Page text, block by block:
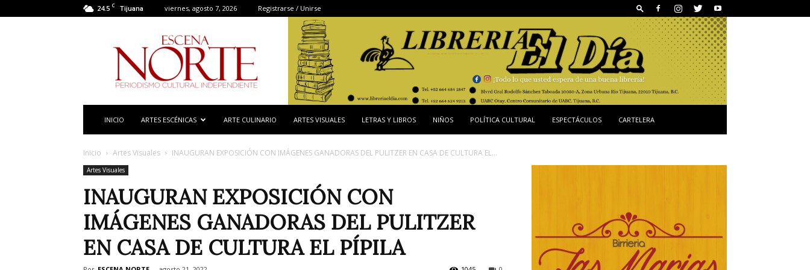
24.5 C Tijuana viernes, agosto 7, 2026 Registrarse / Unirse
Norte
INICIO ARTES ESCÉNICAS ARTE CULINARIO ARTES VISUALES LETRAS Y LIBROS NIÑOS POLÍTICA CULTURAL ESPECTÁCULOS CARTELERA
Inicio Artes Visuales INAUGURAN EXPOSICIÓN CON IMÁGENES GANADORAS DEL PULITZER EN CASA DE CULTURA EL...
Artes Visuales
INAUGURAN EXPOSICIÓN CON
IMÁGENES GANADORAS DEL PULITZER
EN CASA DE CULTURA EL PÍPILA